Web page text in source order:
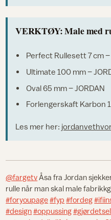
VERKTØY: Male med
Perfect Rullesett 7 cm –
Ultimate 100 mm –
Oval 65 mm – JORDAN
Forlengerskaft Karbon
Les mer her:
@fargetvÅsa fra Jordan
rulle når man skal male
#foryoupage#fyp #fordeg
#design#oppussing